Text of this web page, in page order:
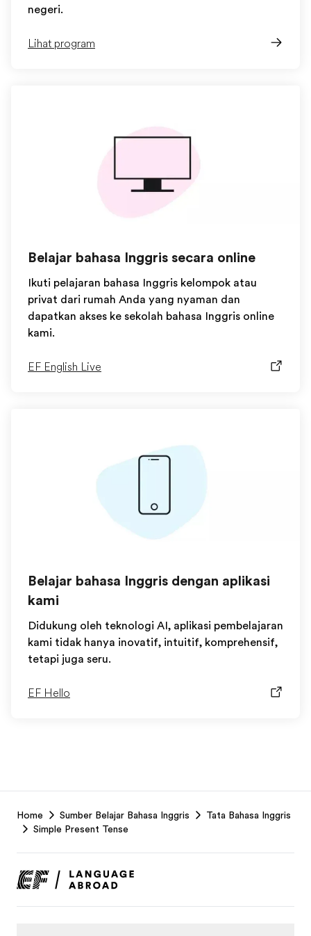
negeri.
Lihat program
Belajar bahasa Inggris secara online
Ikuti pelajaran bahasa Inggris kelompok atau
privat dari rumah Anda yang nyaman dan
dapatkan akses ke sekolah bahasa Inggris online
kami.
EF English Live
Belajar bahasa Inggris dengan aplikasi
kami
Didukung oleh teknologi AI, aplikasi pembelajaran
kami tidak hanya inovatif, intuitif, komprehensif,
tetapi juga seru.
EF Hello
Footer
Home Sumber Belajar Bahasa Inggris
Tata Bahasa Inggris
Simple Present Tense